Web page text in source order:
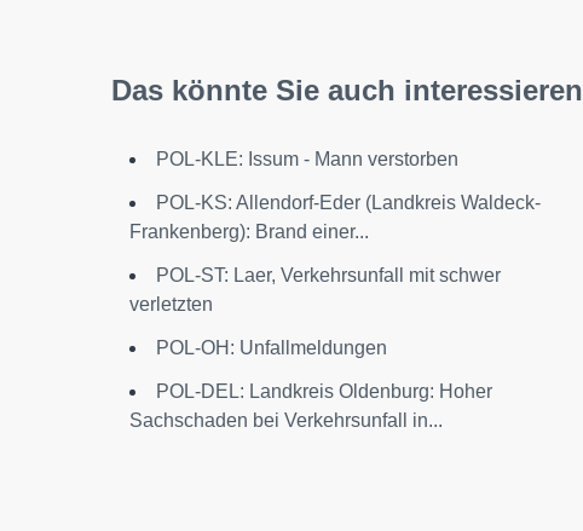
Das könnte Sie auch interessieren
POL-KLE: Issum - Mann verstorben
POL-KS: Allendorf-Eder (Landkreis Waldeck-
Frankenberg): Brand einer...
POL-ST: Laer, Verkehrsunfall mit schwer
verletzten
POL-OH: Unfallmeldungen
POL-DEL: Landkreis Oldenburg: Hoher
Sachschaden bei Verkehrsunfall in...